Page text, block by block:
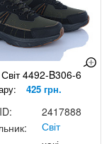
Світ 4492-B306-6
425 грн.
2417888
Світ